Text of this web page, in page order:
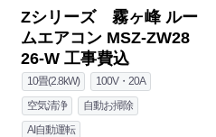
商品詳細はこちら
三菱
商品コード ：MSZ-HXV2826S-W-KJ